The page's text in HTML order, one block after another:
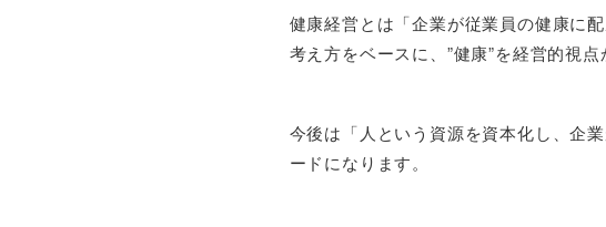
健康経営とは「企業が従業員の健康に
考え方をベースに、”健康”を経営的視
今後は「人という資源を資本化し、企
ードになります。